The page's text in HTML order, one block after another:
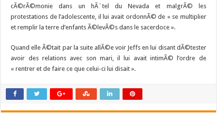
cÃ©rÃ©monie dans un hÃ´tel du Nevada et malgrÃ© les
protestations de l’adolescente, il lui avait ordonnÃ© de « se multiplier
et remplir la terre d’enfants Ã©levÃ©s dans le sacerdoce ».
Quand elle Ã©tait par la suite allÃ©e voir Jeffs en lui disant dÃ©tester
avoir des relations avec son mari, il lui avait intimÃ© l’ordre de
« rentrer et de faire ce que celui-ci lui disait ».